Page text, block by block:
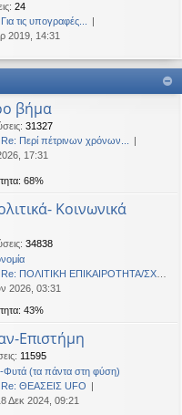
καθεστώς ΝΔ.
: 24
Για τις υπογραφές...
2019, 14:31
βήμα
: 31327
Re: Περί πέτρινων χρόνων...
17:31
68%
Κοινωνικά
: 34838
Re: ΠΟΛΙΤΙΚΗ ΕΠΙΚΑΙΡΟΤΗΤΑ/ΣΧΟ…
2026, 03:31
43%
Επιστήμη
: 11595
(τα πάντα στη φύση)
Re: ΘΕΑΣΕΙΣ UFO
Δεκ 2024, 09:21